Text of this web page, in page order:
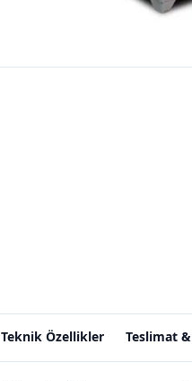
Teknik Özellikler Teslimat